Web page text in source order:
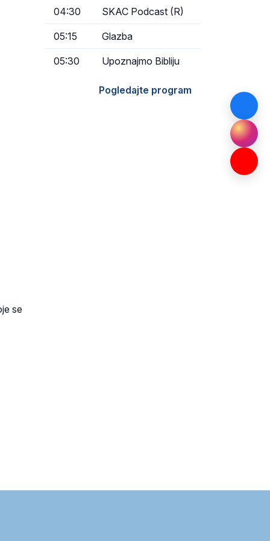
se
04:30 SKAC Podcast (R)
05:15 Glazba
05:30 Upoznajmo Bibliju
Pogledajte program